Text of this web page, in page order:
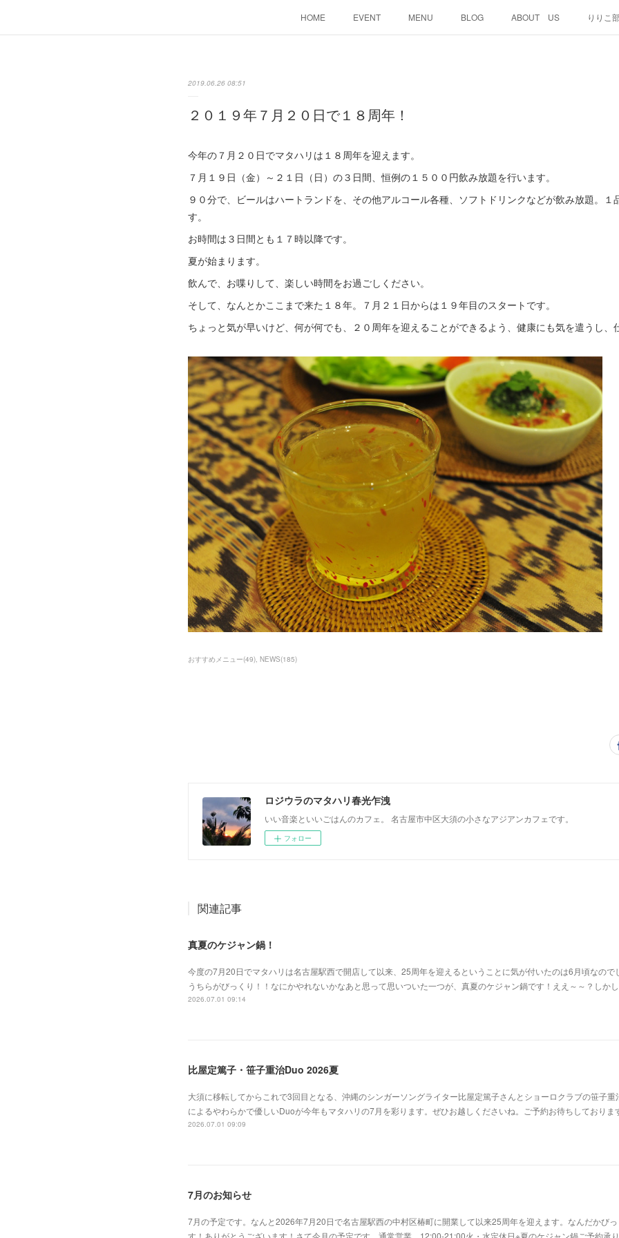
HOME EVENT MENU BLOG ABOUT US りりこ
2019.06.26 08:51
２０１９年７月２０日で１８周年！
今年の７月２０日でマタハリは１８周年を迎えます。
７月１９日（金）～２１日（日）の３日間、恒例の１５００円飲み放題を行います。
９０分で、ビールはハートランドを、その他アルコール各種、ソフトドリンクなどが飲み放題。１
す。
お時間は３日間とも１７時以降です。
夏が始まります。
飲んで、お喋りして、楽しい時間をお過ごしください。
そして、なんとかここまで来た１８年。７月２１日からは１９年目のスタートです。
ちょっと気が早いけど、何が何でも、２０周年を迎えることができるよう、健康にも気を遣うし、
おすすめメニュー(49) NEWS(185)
ロジウラのマタハリ春光乍洩
いい音楽といいごはんのカフェ。 名古屋市中区大須の小さなアジアンカフェです。
フォロー
関連記事
真夏のケジャン鍋！
今度の7月20日でマタハリは名古屋駅西で開店して以来、25周年を迎えるということに気が付いたのは6月頃なので
うちらがびっくり！！なにかやれないかなあと思って思いついた一つが、真夏のケジャン鍋です！ええ～～？しか
2026.07.01 09:14
比屋定篤子・笹子重治Duo 2026夏
大須に移転してからこれで3回目となる、沖縄のシンガーソングライター比屋定篤子さんとショーロクラブの笹子重
によるやわらかで優しいDuoが今年もマタハリの7月を彩ります。ぜひお越しくださいね。ご予約お待ちしておりま
2026.07.01 09:09
7月のお知らせ
7月の予定です。なんと2026年7月20日で名古屋駅西の中村区椿町に開業して以来25周年を迎えます。なんだかび
す！ありがとうございます！さて今月の予定です。通常営業 12:00-21:00火・水定休日※夏のケジャン鍋ご予約承